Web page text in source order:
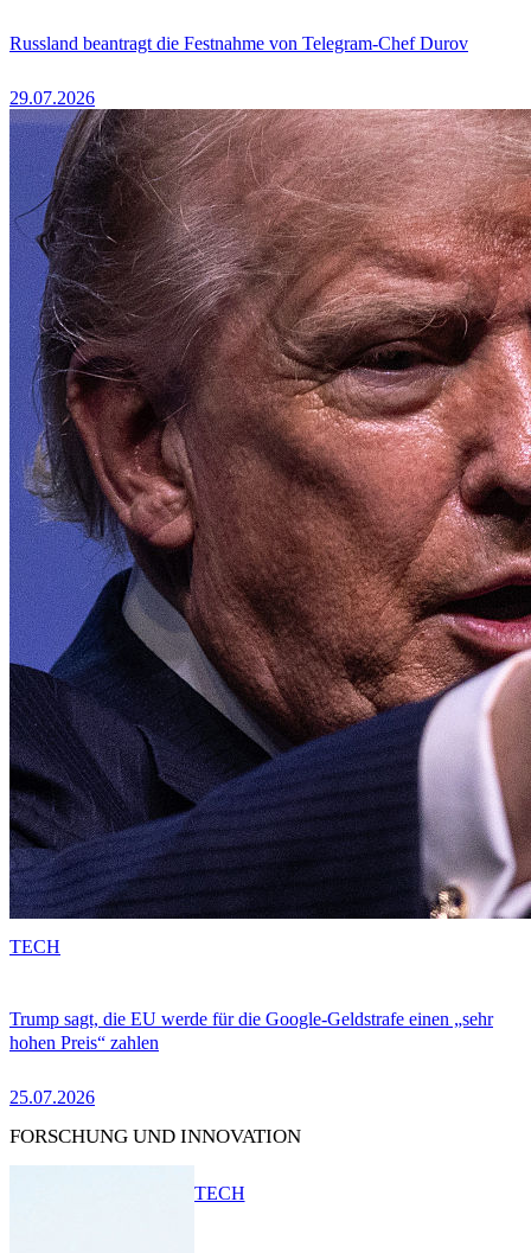
Russland beantragt die Festnahme von Telegram-Chef Durov
29.07.2026
Trump sagt, die EU werde für die Google-Geldstrafe einen „sehr
hohen Preis“ zahlen
25.07.2026
TECH
FORSCHUNG UND INNOVATION
TECH